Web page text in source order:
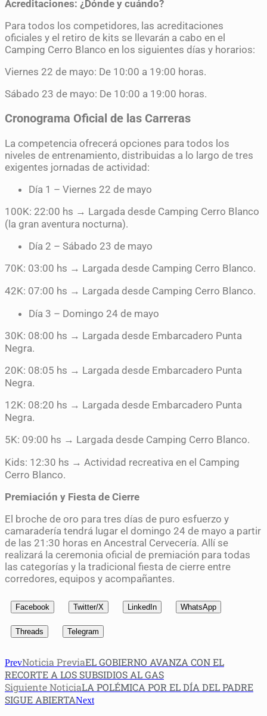
Acreditaciones: ¿Dónde y cuándo?
Para todos los competidores, las acreditaciones
oficiales y el retiro de kits se llevarán a cabo en el
Camping Cerro Blanco en los siguientes días y horarios:
Viernes 22 de mayo: De 10:00 a 19:00 horas.
Sábado 23 de mayo: De 10:00 a 19:00 horas.
Cronograma Oficial de las Carreras
La competencia ofrecerá opciones para todos los
niveles de entrenamiento, distribuidas a lo largo de tres
exigentes jornadas de actividad:
Día 1 – Viernes 22 de mayo
100K: 22:00 hs → Largada desde Camping Cerro Blanco
(la gran aventura nocturna).
Día 2 – Sábado 23 de mayo
70K: 03:00 hs → Largada desde Camping Cerro Blanco.
42K: 07:00 hs → Largada desde Camping Cerro Blanco.
Día 3 – Domingo 24 de mayo
30K: 08:00 hs → Largada desde Embarcadero Punta
Negra.
20K: 08:05 hs → Largada desde Embarcadero Punta
Negra.
12K: 08:20 hs → Largada desde Embarcadero Punta
Negra.
5K: 09:00 hs → Largada desde Camping Cerro Blanco.
Kids: 12:30 hs → Actividad recreativa en el Camping
Cerro Blanco.
Premiación y Fiesta de Cierre
El broche de oro para tres días de puro esfuerzo y
camaradería tendrá lugar el domingo 24 de mayo a partir
de las 21:30 horas en Ancestral Cervecería. Allí se
realizará la ceremonia oficial de premiación para todas
las categorías y la tradicional fiesta de cierre entre
corredores, equipos y acompañantes.
Facebook Twitter/X LinkedIn WhatsApp
Threads Telegram
PrevNoticia PreviaEL GOBIERNO AVANZA CON EL
RECORTE A LOS SUBSIDIOS AL GAS
Siguiente NoticiaLA POLÉMICA POR EL DÍA DEL PADRE
SIGUE ABIERTANext